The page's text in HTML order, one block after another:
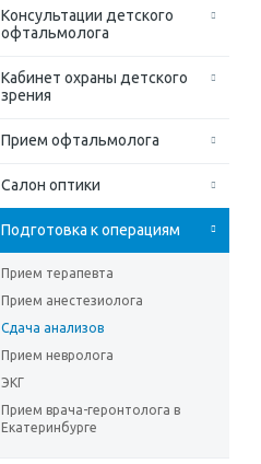
Консультации детского
офтальмолога
Кабинет охраны детского
зрения
Прием офтальмолога
Салон оптики
Подготовка к операциям
Прием терапевта
Прием анестезиолога
Сдача анализов
Прием невролога
ЭКГ
Прием врача-геронтолога в
Екатеринбурге